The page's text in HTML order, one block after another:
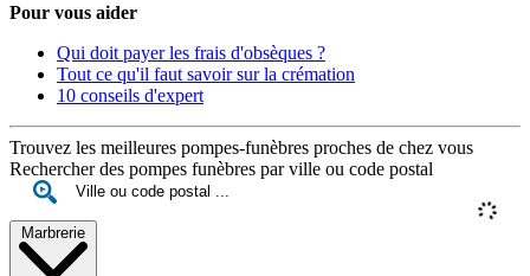
Pour vous aider
Qui doit payer les frais d'obsèques ?
Tout ce qu'il faut savoir sur la crémation
10 conseils d'expert
Trouvez les meilleures pompes-funèbres proches de chez vous
Rechercher des pompes funèbres par ville ou code postal
Marbrerie